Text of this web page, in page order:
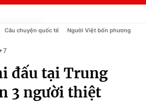
Câu chuyện quốc tế Người Việt bốn phương
đấu tại Trung
3 người thiệt